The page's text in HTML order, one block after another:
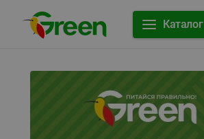
Каталог